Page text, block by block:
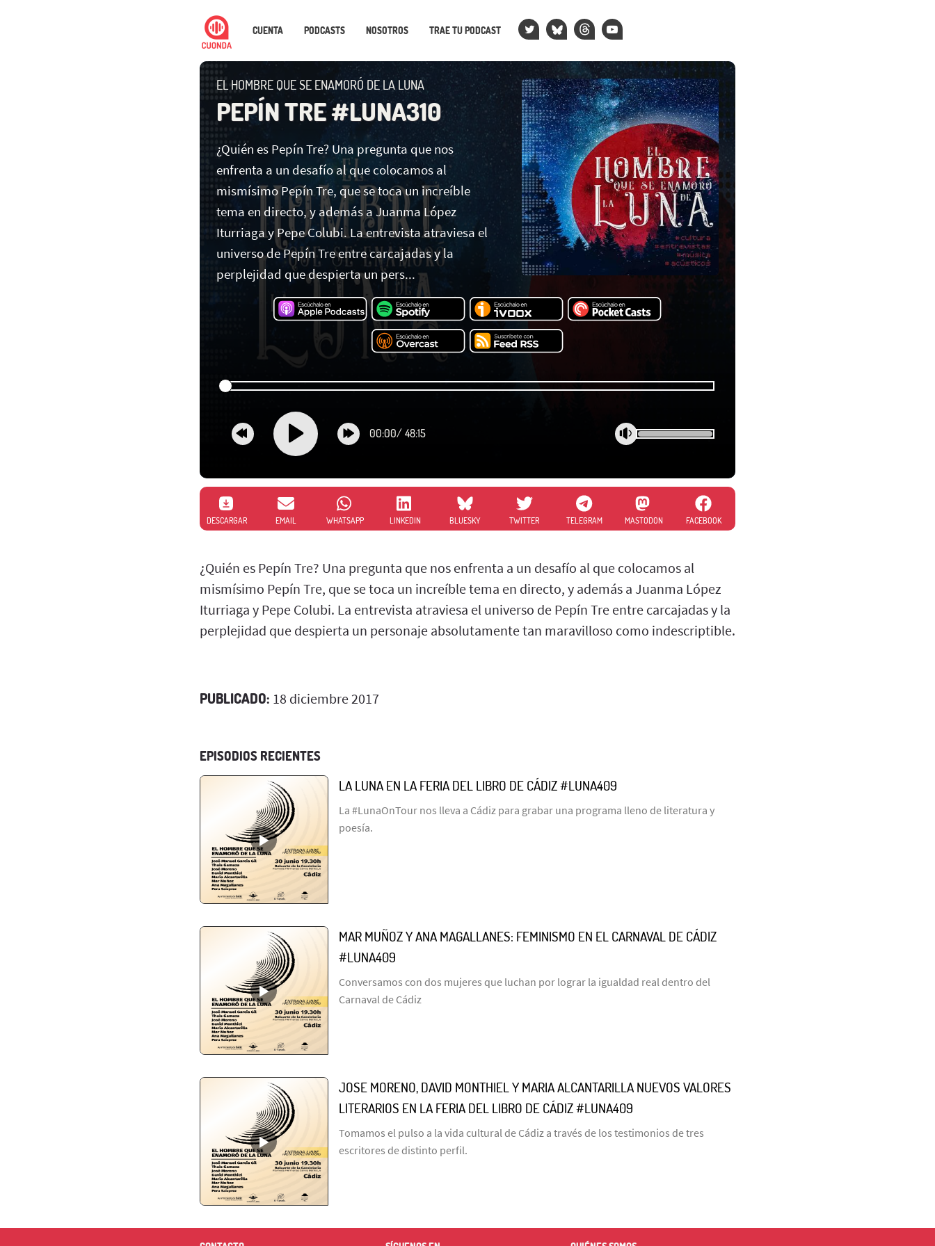
CUENTA PODCASTS NOSOTROS TRAE TU PODCAST
EL HOMBRE QUE SE ENAMORÓ DE LA LUNA
PEPÍN TRE #LUNA310
¿Quién es Pepín Tre? Una pregunta que nos
enfrenta a un desafío al que colocamos al
mismísimo Pepín Tre, que se toca un increíble
tema en directo, y además a Juanma López
Iturriaga y Pepe Colubi. La entrevista atraviesa el
universo de Pepín Tre entre carcajadas y la
perplejidad que despierta un pers...
00:00/ 48:15
DESCARGAR EMAIL WHATSAPP LINKEDIN BLUESKY TWITTER TELEGRAM MASTODON FACEBOOK
¿Quién es Pepín Tre? Una pregunta que nos enfrenta a un desafío al que colocamos al
mismísimo Pepín Tre, que se toca un increíble tema en directo, y además a Juanma López
Iturriaga y Pepe Colubi. La entrevista atraviesa el universo de Pepín Tre entre carcajadas y la
perplejidad que despierta un personaje absolutamente tan maravilloso como indescriptible.
PUBLICADO: 18 diciembre 2017
EPISODIOS RECIENTES
LA LUNA EN LA FERIA DEL LIBRO DE CÁDIZ #LUNA409
La #LunaOnTour nos lleva a Cádiz para grabar una programa lleno de literatura y
poesía.
MAR MUÑOZ Y ANA MAGALLANES: FEMINISMO EN EL CARNAVAL DE CÁDIZ
#LUNA409
Conversamos con dos mujeres que luchan por lograr la igualdad real dentro del
Carnaval de Cádiz
JOSE MORENO, DAVID MONTHIEL Y MARIA ALCANTARILLA NUEVOS VALORES
LITERARIOS EN LA FERIA DEL LIBRO DE CÁDIZ #LUNA409
Tomamos el pulso a la vida cultural de Cádiz a través de los testimonios de tres
escritores de distinto perfil.